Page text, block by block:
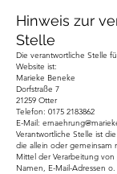
Hinweis zur
Stelle
Die verantwortliche Stelle
Website ist:
Marieke Beneke
Dorfstraße 7
21259 Otter
Telefon: 0175 2183862
E-Mail:
Verantwortliche Stelle ist
die allein oder gemeinsam
Mittel der Verarbeitung
Namen, E-Mail-Adressen